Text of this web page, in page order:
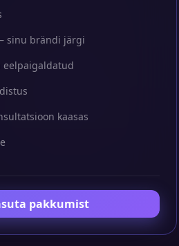
sinu brändi järgi
kaasas
pakkumist